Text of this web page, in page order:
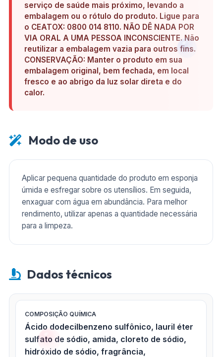
serviço de saúde mais próximo, levando a
embalagem ou o rótulo do produto. Ligue para
o CEATOX: 0800 014 8110. NÃO DÊ NADA POR
VIA ORAL A UMA PESSOA INCONSCIENTE. Não
reutilizar a embalagem vazia para outros fins.
CONSERVAÇÃO: Manter o produto em sua
embalagem original, bem fechada, em local
fresco e ao abrigo da luz solar direta e do
calor.
Modo de uso
Aplicar pequena quantidade do produto em esponja
úmida e esfregar sobre os utensílios. Em seguida,
enxaguar com água em abundância. Para melhor
rendimento, utilizar apenas a quantidade necessária
para a limpeza.
Dados técnicos
COMPOSIÇÃO QUÍMICA
Ácido dodecilbenzeno sulfônico, lauril éter
sulfato de sódio, amida, cloreto de sódio,
hidróxido de sódio, fragrância,